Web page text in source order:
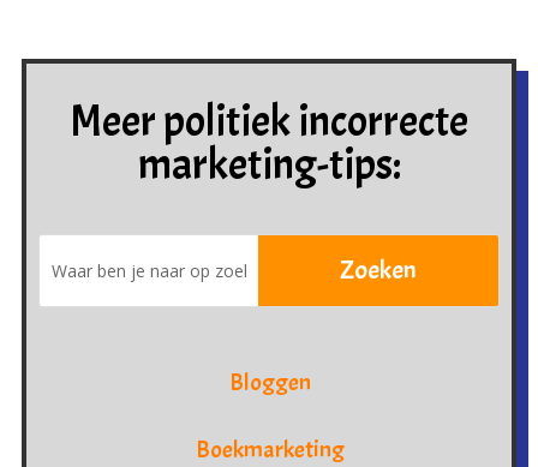
Meer politiek incorrecte
marketing-tips:
Bloggen
Boekmarketing